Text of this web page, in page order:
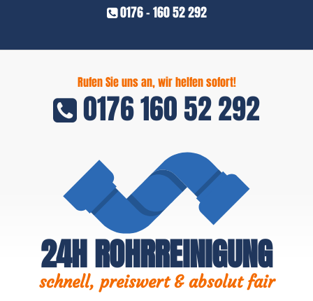
0176 - 160 52 292
Rufen Sie uns an, wir helfen sofort!
0176 160 52 292
24H ROHRREINIGUNG
schnell, preiswert & absolut fair